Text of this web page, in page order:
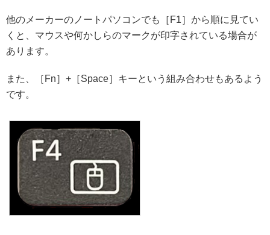
他のメーカーのノートパソコンでも［F1］から順に見てい
くと、マウスや何かしらのマークが印字されている場合が
あります。
また、［Fn］+［Space］キーという組み合わせもあるよう
です。